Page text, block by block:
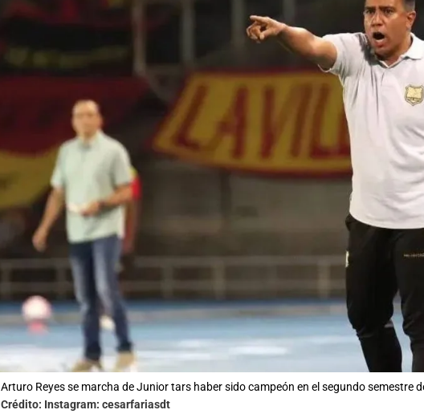
Arturo Reyes se marcha de Junior tars haber sido campeón en el segundo semestre
Crédito: Instagram: cesarfariasdt